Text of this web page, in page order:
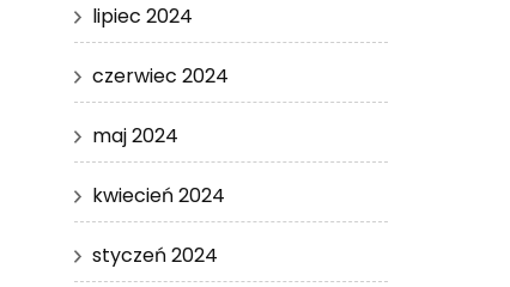
lipiec 2024
czerwiec 2024
maj 2024
kwiecień 2024
styczeń 2024